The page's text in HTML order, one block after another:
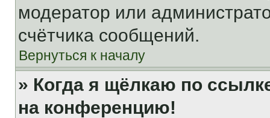
модератор или
счётчика сообщений.
Вернуться к началу
» Когда я щёлкаю по
на конференцию!